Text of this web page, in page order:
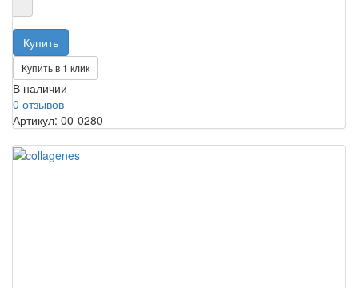
Купить в 1 клик
В наличии
0 отзывов
Артикул: 00-0280